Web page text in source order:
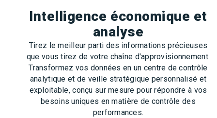
Intelligence économique et
analyse
Tirez le meilleur parti des informations précieuses
que vous tirez de votre chaîne d'approvisionnement.
Transformez vos données en un centre de contrôle
analytique et de veille stratégique personnalisé et
exploitable, conçu sur mesure pour répondre à vos
besoins uniques en matière de contrôle des
performances.